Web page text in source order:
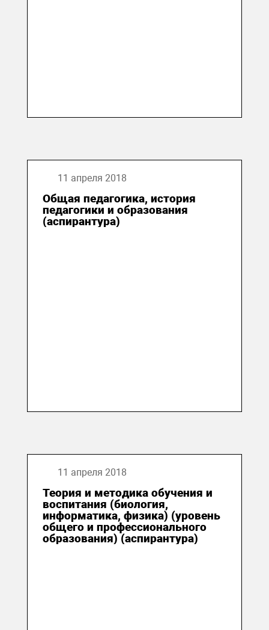
11 апреля 2018
Общая педагогика, история
педагогики и образования
(аспирантура)
11 апреля 2018
Теория и методика обучения и
воспитания (биология,
информатика, физика) (уровень
общего и профессионального
образования) (аспирантура)